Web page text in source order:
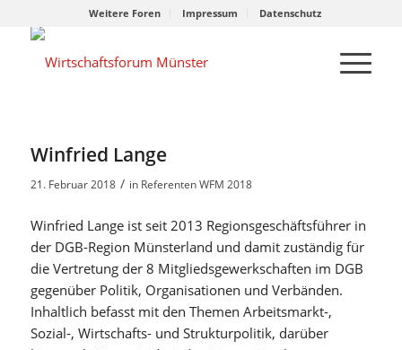
Weitere Foren Impressum Datenschutz
Winfried Lange
21. Februar 2018 / in Referenten WFM 2018
Winfried Lange ist seit 2013 Regionsgeschäftsführer in
der DGB-Region Münsterland und damit zuständig für
die Vertretung der 8 Mitgliedsgewerkschaften im DGB
gegenüber Politik, Organisationen und Verbänden.
Inhaltlich befasst mit den Themen Arbeitsmarkt-,
Sozial-, Wirtschafts- und Strukturpolitik, darüber